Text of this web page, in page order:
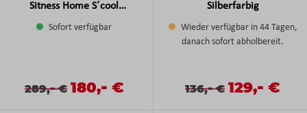
Sitness Home S´cool
Weiß/Grau
Sofort verfügbar
Verkaufspreis:
Regulärer Preis:
289,-€ Verkaufspreis:
180,- €
Silberfarbig
Wieder verfügbar in 44 Tagen,
danach sofort abholbereit.
Verkaufspreis:
Regulärer Preis:
136,-€ 129,- €